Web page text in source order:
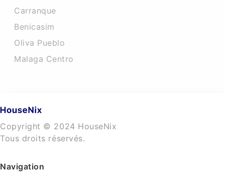
Carranque
Benicasim
Oliva Pueblo
Malaga Centro
Copyright © 2024 HouseNix
Tous droits réservés.
Navigation